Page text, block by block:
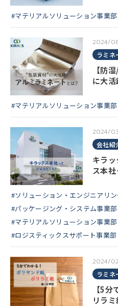
#マテリアルソリューション事業部
2024/
ラミネ
【防
に大
#マテリアルソリューション事業部
2024/
会社紹
キラ
ス本
#ソリューション・エンジニアリ
#パッケージング・システム事業部
#マテリアルソリューション事業部
#ロジスティックスサポート事業部
2024/
ラミネ
【5
リラ